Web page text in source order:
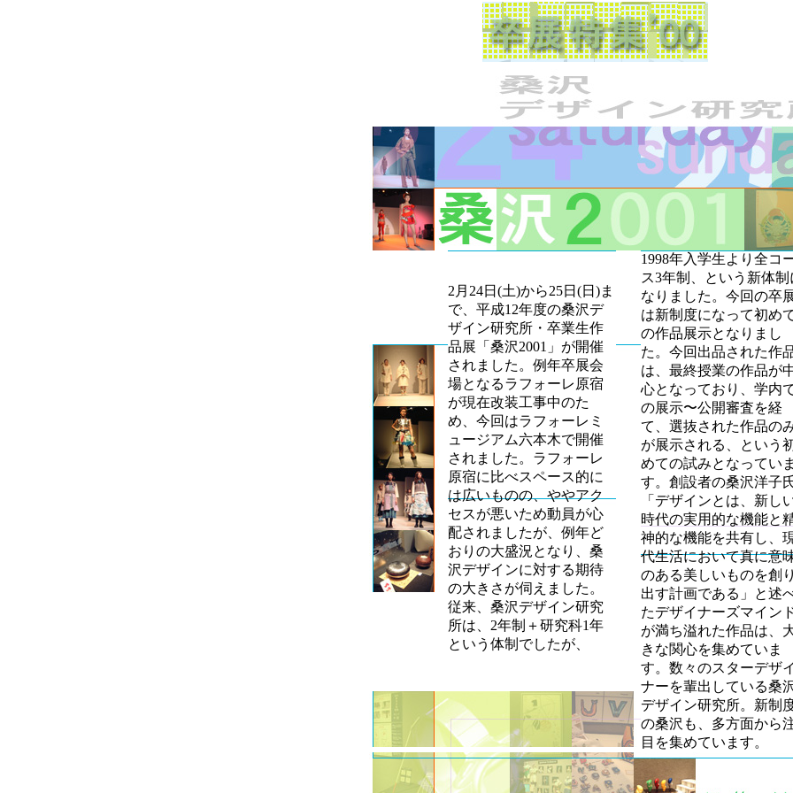
2月24日(土)から25日(日)ま
で、平成12年度の桑沢デ
ザイン研究所・卒業生作
品展「桑沢2001」が開催
されました。例年卒展会
場となるラフォーレ原宿
が現在改装工事中のた
め、今回はラフォーレミ
ュージアム六本木で開催
されました。ラフォーレ
原宿に比べスペース的に
は広いものの、ややアク
セスが悪いため動員が心
配されましたが、例年ど
おりの大盛況となり、桑
沢デザインに対する期待
の大きさが伺えました。
従来、桑沢デザイン研究
所は、2年制＋研究科1年
という体制でしたが、
1998年入学生より全コ
ス3年制、という新体制
なりました。今回の卒
は新制度になって初め
の作品展示となりまし
た。今回出品された作
は、最終授業の作品が
心となっており、学内
の展示〜公開審査を経
て、選抜された作品の
が展示される、という
めての試みとなっていま
す。創設者の桑沢洋子
「デザインとは、新し
時代の実用的な機能と
神的な機能を共有し、
代生活において真に意
のある美しいものを創り
出す計画である」と述
たデザイナーズマイン
が満ち溢れた作品は、
きな関心を集めていま
す。数々のスターデザイ
ナーを輩出している桑
デザイン研究所。新制
の桑沢も、多方面から
目を集めています。